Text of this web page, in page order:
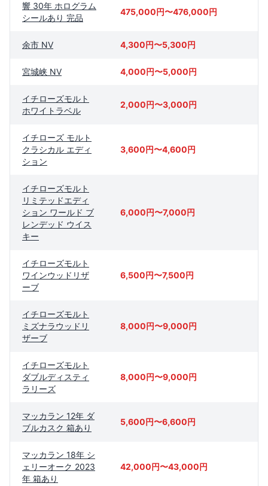
響 30年 ホログラム
シールあり 完品
475,000円〜476,000円
余市 NV 4,300円〜5,300円
宮城峡 NV 4,000円〜5,000円
イチローズモルト
ホワイトラベル
2,000円〜3,000円
イチローズ モルト
クラシカル エディ
ション
3,600円〜4,600円
イチローズモルト
リミテッドエディ
ション ワールド ブ
レンデッド ウイス
キー
6,000円〜7,000円
イチローズモルト
ワインウッドリザ
ーブ
6,500円〜7,500円
イチローズモルト
ミズナラウッドリ
ザーブ
8,000円〜9,000円
イチローズモルト
ダブルディスティ
ラリーズ
8,000円〜9,000円
マッカラン 12年 ダ
ブルカスク 箱あり
5,600円〜6,600円
マッカラン 18年 シ
ェリーオーク 2023
年 箱あり
42,000円〜43,000円